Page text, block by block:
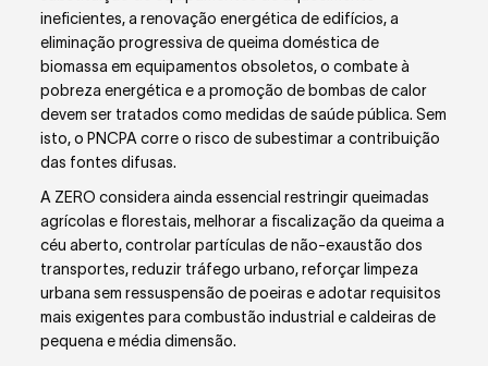
ineficientes, a renovação energética de edifícios, a
eliminação progressiva de queima doméstica de
biomassa em equipamentos obsoletos, o combate à
pobreza energética e a promoção de bombas de calor
devem ser tratados como medidas de saúde pública. Sem
isto, o PNCPA corre o risco de subestimar a contribuição
das fontes difusas.
A ZERO considera ainda essencial restringir queimadas
agrícolas e florestais, melhorar a fiscalização da queima a
céu aberto, controlar partículas de não-exaustão dos
transportes, reduzir tráfego urbano, reforçar limpeza
urbana sem ressuspensão de poeiras e adotar requisitos
mais exigentes para combustão industrial e caldeiras de
pequena e média dimensão.